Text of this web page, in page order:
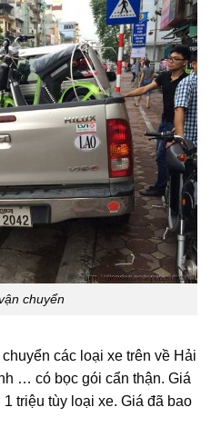
chuyển
các loại xe trên về Hải
… có bọc gói cẩn thận. Giá
triệu tùy loại xe. Giá đã bao